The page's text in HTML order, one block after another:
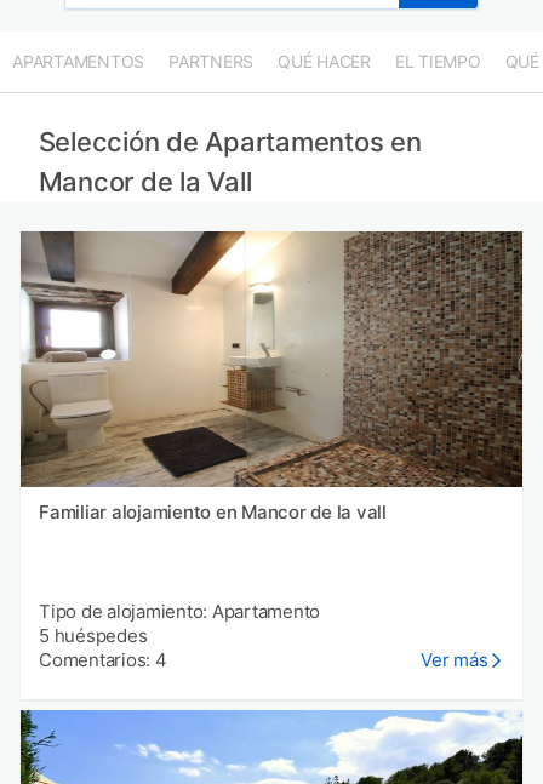
APARTAMENTOS PARTNERS QUÉ HACER EL TIEMPO QUÉ
Selección de Apartamentos en
Mancor de la Vall
Familiar alojamiento en Mancor de la vall
Tipo de alojamiento: Apartamento
5 huéspedes
Comentarios: 4
Ver más